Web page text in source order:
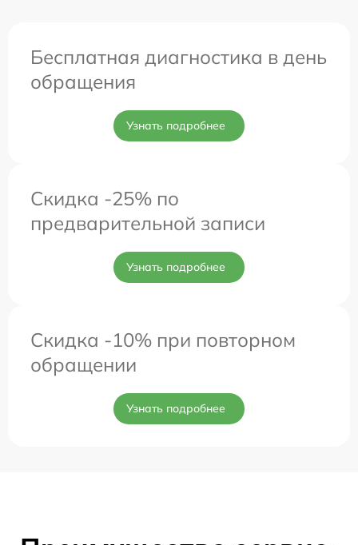
Бесплатная диагностика в день
обращения
Узнать подробнее
Скидка -25% по
предварительной записи
Узнать подробнее
Скидка -10% при повторном
обращении
Узнать подробнее